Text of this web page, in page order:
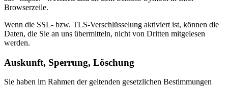
Browserzeile.
Wenn die SSL- bzw. TLS-Verschlüsselung aktiviert ist, können die
Daten, die Sie an uns übermitteln, nicht von Dritten mitgelesen
werden.
Auskunft, Sperrung, Löschung
Sie haben im Rahmen der geltenden gesetzlichen Bestimmungen